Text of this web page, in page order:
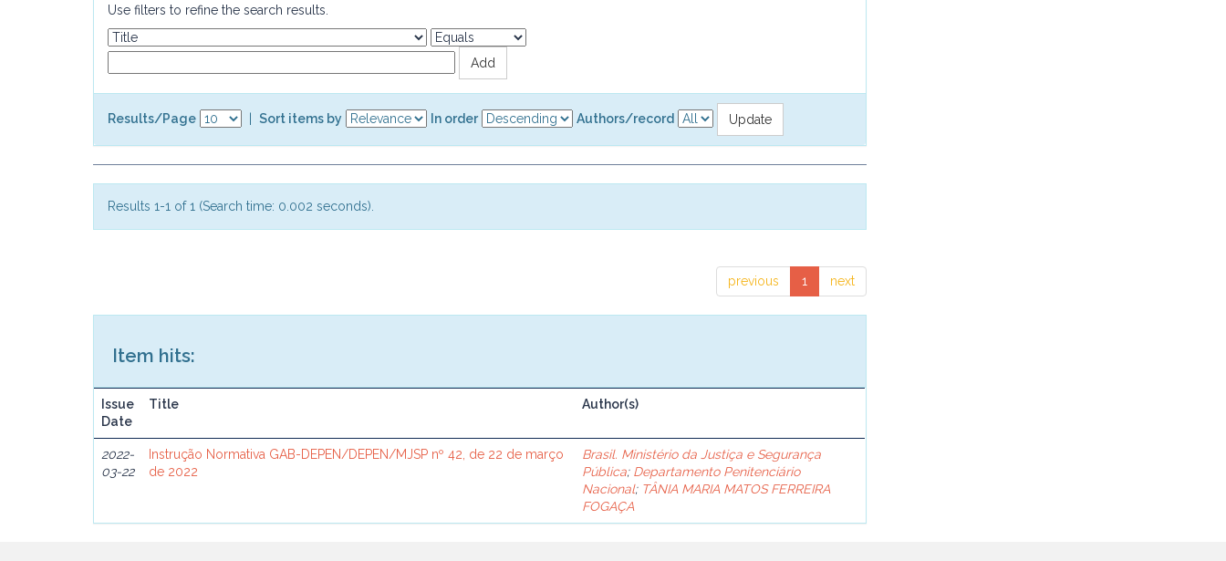
Use filters to refine the search results.
Results/Page Sort items by In order Authors/record
Results 1-1 of 1 (Search time: 0.002 seconds).
previous 1 next
Item hits:
Issue
Date
Title Author(s)
2022-
03-22
Instrução Normativa GAB-DEPEN/DEPEN/MJSP nº 42, de 22 de março
de 2022
Brasil. Ministério da Justiça e Segurança
Pública; Departamento Penitenciário
Nacional; TÂNIA MARIA MATOS FERREIRA
FOGAÇA